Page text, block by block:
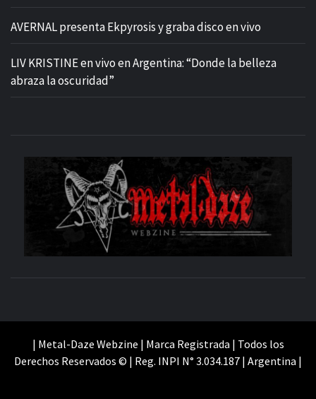
AVERNAL presenta Ekpyrosis y graba disco en vivo
LIV KRISTINE en vivo en Argentina: “Donde la belleza
abraza la oscuridad”
| Metal-Daze Webzine | Marca Registrada | Todos los
Derechos Reservados © | Reg. INPI N° 3.034.187 | Argentina |